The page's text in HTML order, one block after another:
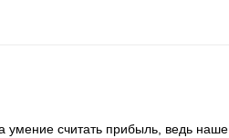
умение считать прибыль, ведь наше